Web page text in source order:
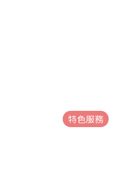
特色服務